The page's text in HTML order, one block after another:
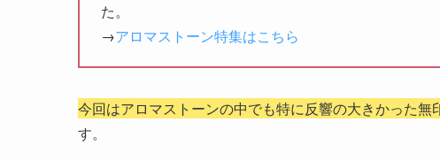
た。
→アロマストーン特集はこちら
今回はアロマストーンの中でも特に反響の大きかった無
す。